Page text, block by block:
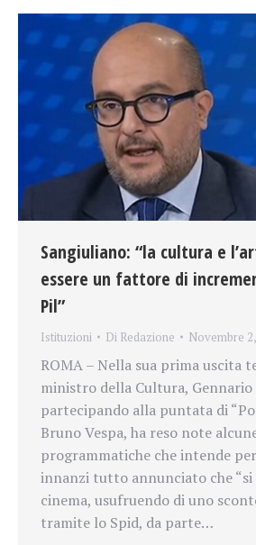
Sangiuliano: “la cultura e
essere un fattore di
Pil”
Istituzioni Di Redazione Novembre
ROMA – Nella sua prima uscita
ministro della Cultura, Gennario
partecipando alla puntata di
Bruno Vespa, ha reso note
programmatiche che intende
innanzi tutto annunciato che
cinema, usufruendo di uno
tramite lo Spid, da parte…